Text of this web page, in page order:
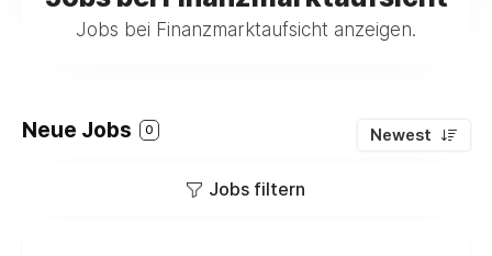
Jobs bei Finanzmarktaufsicht anzeigen.
Neue Jobs 0 Newest
Jobs filtern